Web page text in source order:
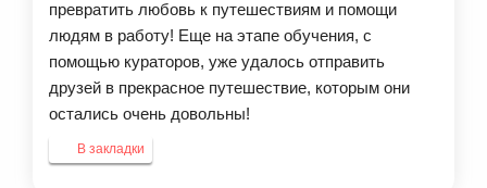
превратить любовь к путешествиям и помощи
людям в работу! Еще на этапе обучения, с
помощью кураторов, уже удалось отправить
друзей в прекрасное путешествие, которым они
остались очень довольны!
В закладки